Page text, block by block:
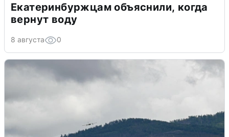
Екатеринбуржцам объяснили, когда
вернут воду
8 августа 0